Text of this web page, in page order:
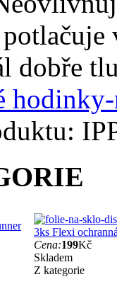
dobře
3ks Flexi
Cena:199Kč
Skladem
Z kategorie